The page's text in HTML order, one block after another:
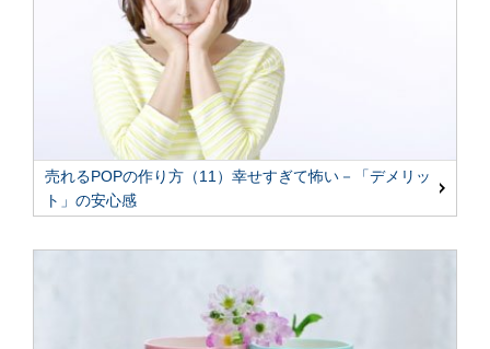
売れるPOPの作り方（11）幸せすぎて怖い－「デメリッ
ト」の安心感